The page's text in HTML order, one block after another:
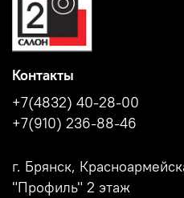
Контакты
+7(4832) 40-28-00
+7(910) 236-88-46
г. Брянск,
"Профиль" 2 этаж